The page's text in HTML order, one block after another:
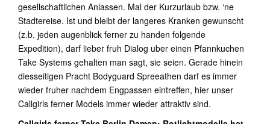
gesellschaftlichen Anlassen. Mal der Kurzurlaub bzw. ‘ne
Stadtereise. Ist und bleibt der langeres Kranken gewunscht
(z.b. jeden augenblick ferner zu handen folgende
Expedition), darf lieber fruh Dialog uber einen Pfannkuchen
Take Systems gehalten man sagt, sie seien. Gerade hinein
diesseitigen Pracht Bodyguard Spreeathen darf es immer
wieder fruher nachdem Engpassen eintreffen, hier unser
Callgirls ferner Models immer wieder attraktiv sind.